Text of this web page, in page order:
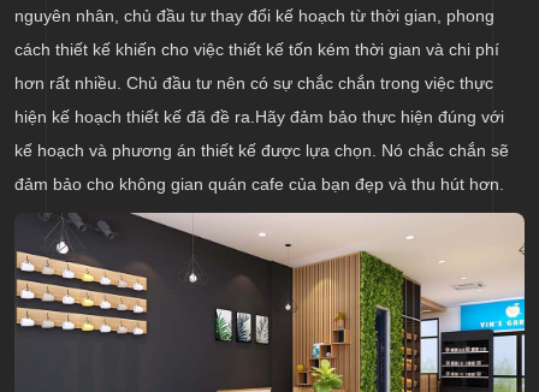
nguyên nhân, chủ đầu tư thay đổi kế hoạch từ thời gian, phong
cách thiết kế khiến cho việc thiết kế tốn kém thời gian và chi phí
hơn rất nhiều. Chủ đầu tư nên có sự chắc chắn trong việc thực
hiện kế hoạch thiết kế đã đề ra.Hãy đảm bảo thực hiện đúng với
kế hoạch và phương án thiết kế được lựa chọn. Nó chắc chắn sẽ
đảm bảo cho không gian quán cafe của bạn đẹp và thu hút hơn.